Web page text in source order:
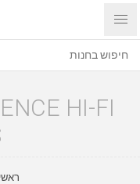
HI-FI
ראשי